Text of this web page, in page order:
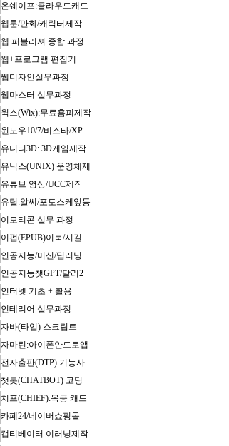
온쉐이프:클라우드캐드
웹툰/만화/캐릭터제작
웹 퍼블리셔 종합 과정
웹+프로그램 편집기
웹디자인실무과정
웹마스터 실무과정
윅스(Wix):무료홈피제작
윈도우10/7/비스타/XP
유니티3D: 3D게임제작
유닉스(UNIX) 운영체제
유튜브 영상/UCC제작
유틸:알씨/포토스케잎등
이모티콘 실무 과정
이펍(EPUB)이북/시길
인공지능/머신/딥러닝
인공지능챗GPT/달리2
인터넷 기초 + 활용
인테리어 실무과정
자바(타입) 스크립트
자마린:아이폰안드로앱
전자출판(DTP) 기능사
챗봇(CHATBOT) 코딩
치프(CHIEF):목공 캐드
카페24/네이버쇼핑몰
캡티베이터 이러닝제작